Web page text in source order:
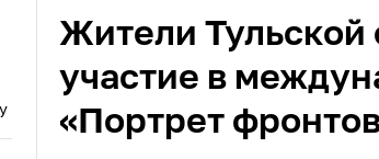
Жители Тульской
участие в
«Портрет